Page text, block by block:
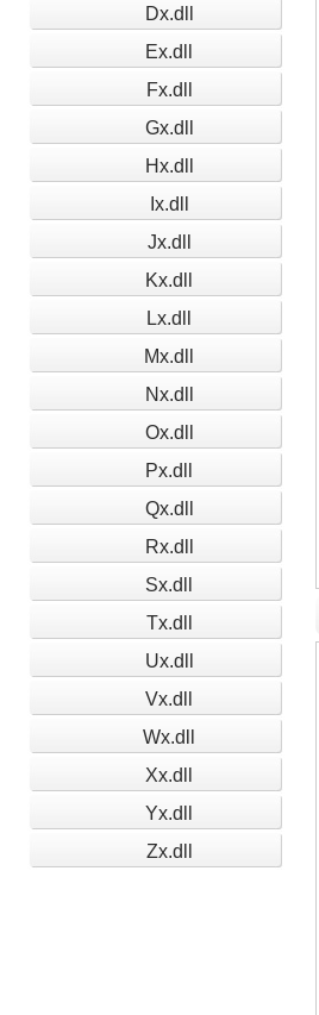
Dx.dll
Ex.dll
Fx.dll
Gx.dll
Hx.dll
Ix.dll
Jx.dll
Kx.dll
Lx.dll
Mx.dll
Nx.dll
Ox.dll
Px.dll
Qx.dll
Rx.dll
Sx.dll
Tx.dll
Ux.dll
Vx.dll
Wx.dll
Xx.dll
Yx.dll
Zx.dll